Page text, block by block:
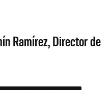
Ramírez, Director de